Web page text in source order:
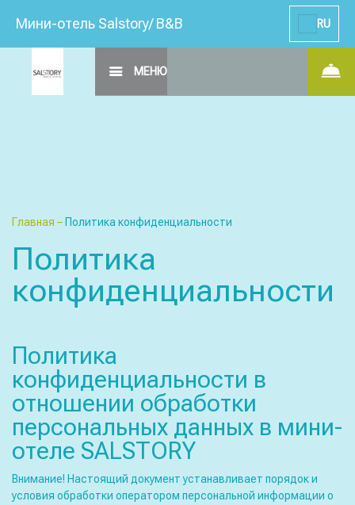
Мини-отель Salstory/ B&B RU
МЕНЮ
Главная – Политика конфиденциальности
Политика
конфиденциальности
Политика
конфиденциальности в
отношении обработки
персональных данных в мини-
отеле SALSTORY
Внимание! Настоящий документ устанавливает порядок и
условия обработки оператором персональной информации о